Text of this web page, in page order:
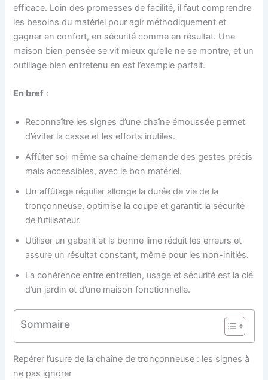
efficace. Loin des promesses de facilité, il faut comprendre
les besoins du matériel pour agir méthodiquement et
gagner en confort, en sécurité comme en résultat. Une
maison bien pensée se vit mieux qu’elle ne se montre, et un
outillage bien entretenu en est l’exemple parfait.
En bref :
Reconnaître les signes d’une chaîne émoussée permet
d’éviter la casse et les efforts inutiles.
Affûter soi-même sa chaîne demande des gestes précis
mais accessibles, avec le bon matériel.
Un affûtage régulier allonge la durée de vie de la
tronçonneuse, optimise la coupe et garantit la sécurité
de l’utilisateur.
Utiliser un gabarit et la bonne lime réduit les erreurs et
assure un résultat constant, même pour les non-initiés.
La cohérence entre entretien, usage et sécurité est la clé
d’un jardin et d’une maison fonctionnelle.
Sommaire
Repérer l’usure de la chaîne de tronçonneuse : les signes à
ne pas ignorer